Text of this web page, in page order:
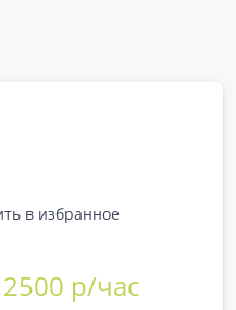
в избранное
р/час